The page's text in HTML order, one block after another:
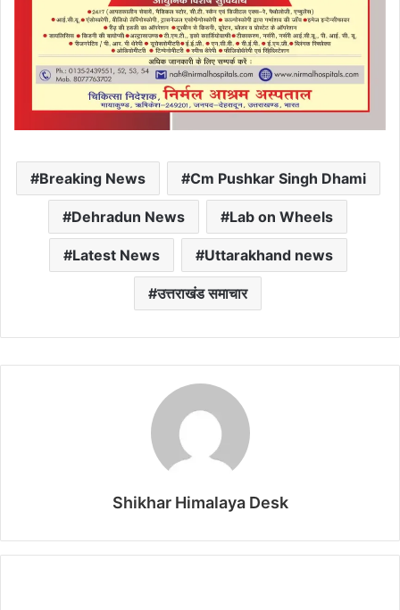
Breaking News Cm Pushkar Singh Dhami
Dehradun News Lab on Wheels
Latest News Uttarakhand news
उत्तराखंड समाचार
Shikhar Himalaya Desk